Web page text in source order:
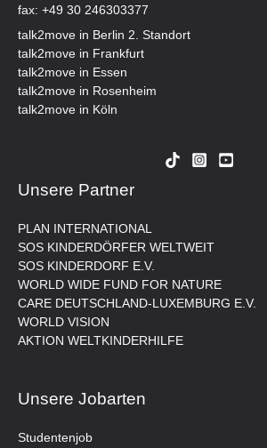
fax: +49 30 246303377
talk2move in Berlin 2. Standort
talk2move in Frankfurt
talk2move in Essen
talk2move in Rosenheim
talk2move in Köln
Unsere Partner
PLAN INTERNATIONAL
SOS KINDERDÖRFER WELTWEIT
SOS KINDERDORF E.V.
WORLD WIDE FUND FOR NATURE
CARE DEUTSCHLAND-LUXEMBURG E.V.
WORLD VISION
AKTION WELTKINDERHILFE
Unsere Jobarten
Studentenjob